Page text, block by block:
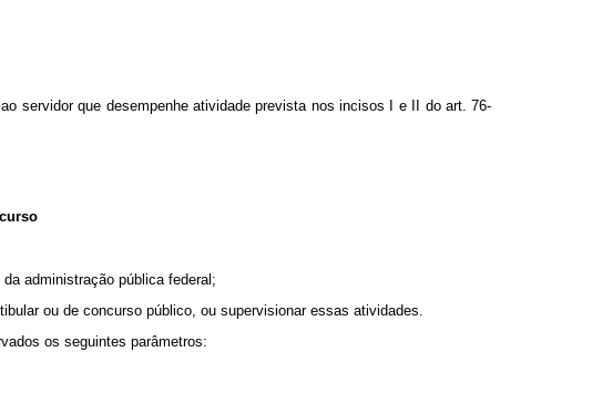
servidor que desempenhe atividade prevista nos incisos I e II do art. 76-
administração pública federal;
ou de concurso público, ou supervisionar essas atividades.
os seguintes parâmetros: